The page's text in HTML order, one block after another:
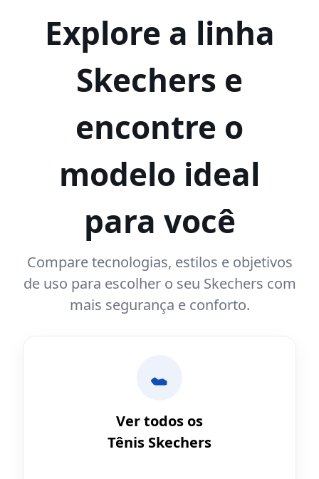
Explore a linha
Skechers e
encontre o
modelo ideal
para você
Compare tecnologias, estilos e objetivos
de uso para escolher o seu Skechers com
mais segurança e conforto.
Ver todos os
Tênis Skechers